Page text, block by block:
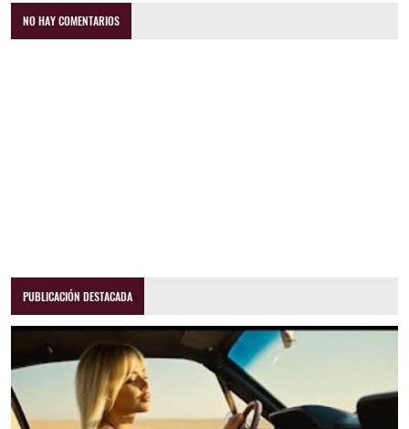
NO HAY COMENTARIOS
PUBLICACIÓN DESTACADA